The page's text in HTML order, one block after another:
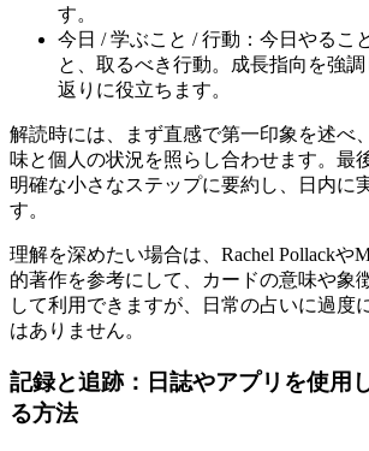
す。
今日 / 学ぶこと / 行動：今日やるこ
と、取るべき行動。成長指向を強
返りに役立ちます。
解読時には、まず直感で第一印象を述べ
味と個人の状況を照らし合わせます。最
明確な小さなステップに要約し、日内に
す。
理解を深めたい場合は、Rachel Pollackや
的著作を参考にして、カードの意味や象
して利用できますが、日常の占いに過度
はありません。
記録と追跡：日誌やアプリを使用
る方法